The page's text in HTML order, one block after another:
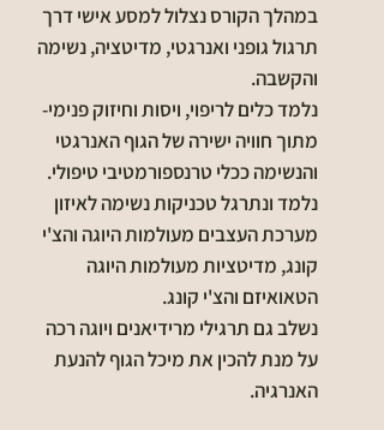
במהלך הקורס נצלול למסע אישי דרך
תרגול גופני ואנרגטי, מדיטציה, נשימה
והקשבה.
נלמד כלים לריפוי, ויסות וחיזוק פנימי-
מתוך חוויה ישירה של הגוף האנרגטי
והנשימה ככלי טרנספורמטיבי טיפולי.
נלמד ונתרגל טכניקות נשימה לאיזון
מערכת העצבים מעולמות היוגה והצ'י
קונג, מדיטציות מעולמות היוגה
הטאואיזם והצ'י קונג.
נשלב גם תרגילי מרידיאנים ויוגה רכה
על מנת להכין את מיכל הגוף להנעת
האנרגיה.